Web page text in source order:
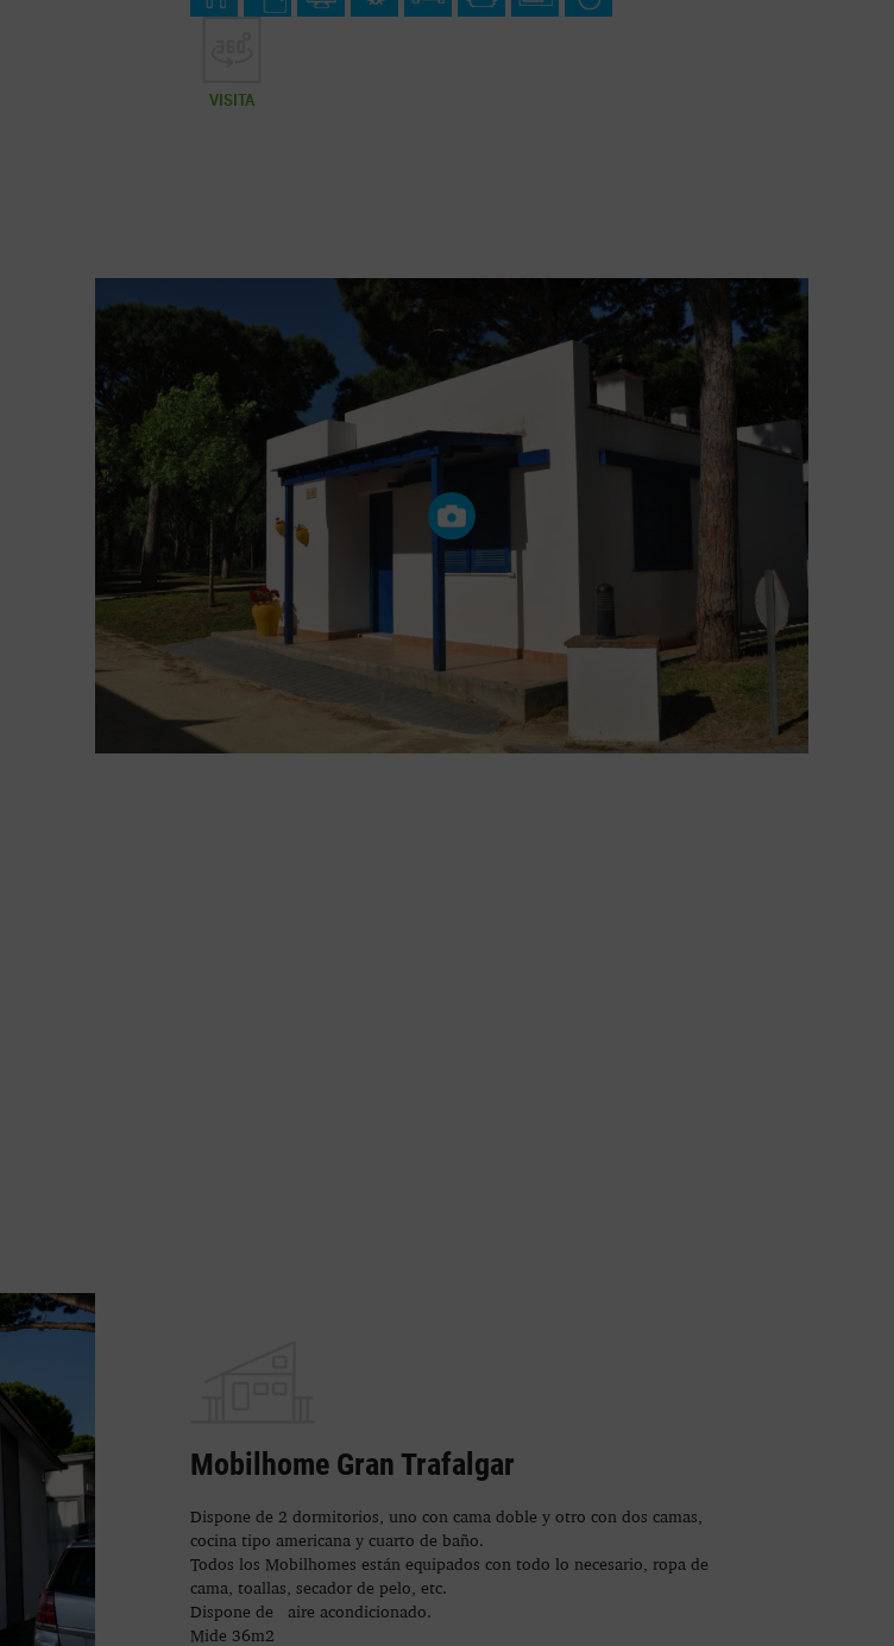
VISITA
Mobilhome Gran Trafalgar
Dispone de 2 dormitorios, uno con cama doble y otro con dos camas,
cocina tipo americana y cuarto de baño.
Todos los Mobilhomes están equipados con todo lo necesario, ropa de
cama, toallas, secador de pelo, etc.
Dispone de aire acondicionado.
Mide 36m2